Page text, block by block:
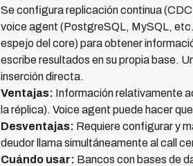
Se configura replicación continua
voice agent (PostgreSQL, MySQL,
espejo del core) para obtener
escribe resultados en su propia base.
inserción directa.
Ventajas: Información relativamente
la réplica). Voice agent puede hacer
Desventajas: Requiere configurar y
deudor llama simultáneamente al call
Cuándo usar: Bancos con bases de